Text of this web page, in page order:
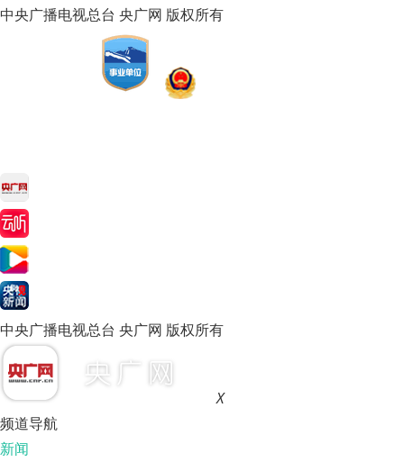
中央广播电视总台 央广网 版权所有
中央广播电视总台 央广网 版权所有
X
频道导航
新闻